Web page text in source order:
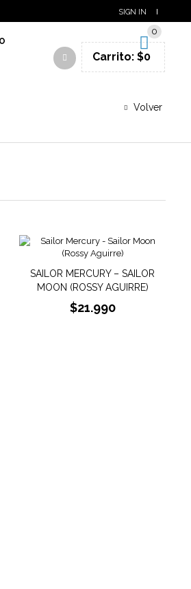
SIGN IN
0
Carrito: $0
Volver
SAILOR MERCURY – SAILOR
MOON (ROSSY AGUIRRE)
$21.990